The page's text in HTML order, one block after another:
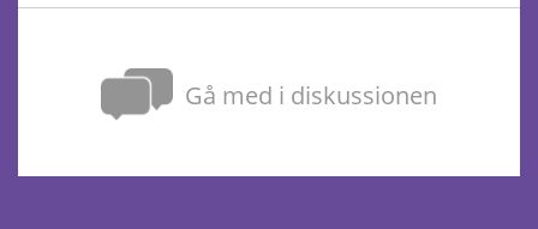
Gå med i diskussionen